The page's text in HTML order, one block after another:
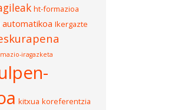
ht-formazioa
automatikoa Ikergazte
iragazketa
kitxua koreferentzia